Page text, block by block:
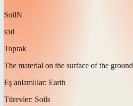
SoilN
sɔɪl
Toprak
The material on the surface of the ground
Eş anlamlılar: Earth
Türevler: Soils